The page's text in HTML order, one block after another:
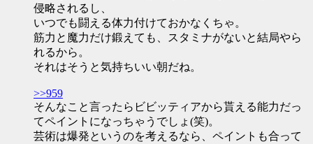
侵略されるし、
いつでも闘える体力付けておかなくちゃ。
筋力と魔力だけ鍛えても、スタミナがないと結局やら
れるから。
それはそうと気持ちいい朝だね。
>>959
そんなこと言ったらビビッティアから貰える能力だっ
てペイントになっちゃうでしょ(笑)。
芸術は爆発というのを考えるなら、ペイントも合って